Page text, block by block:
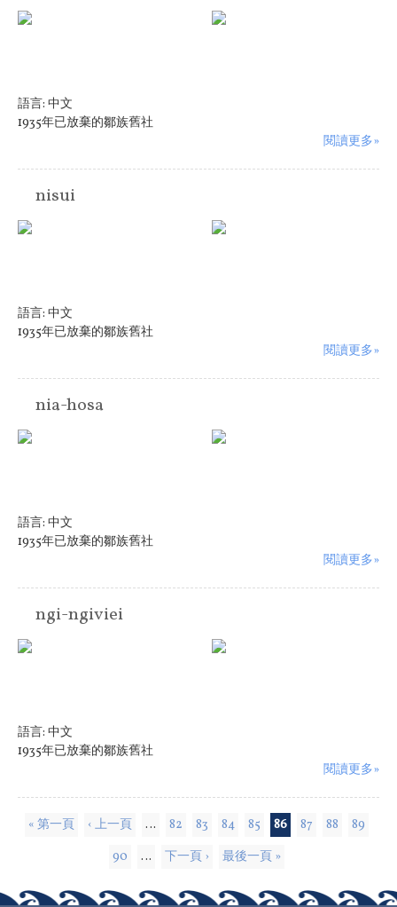
語言: 中文
1935年已放棄的鄒族舊社
閱讀更多»
nisui
語言: 中文
1935年已放棄的鄒族舊社
閱讀更多»
nia-hosa
語言: 中文
1935年已放棄的鄒族舊社
閱讀更多»
ngi-ngiviei
語言: 中文
1935年已放棄的鄒族舊社
閱讀更多»
頁面
« 第一頁 ‹ 上一頁 … 82 83 84 85 86 87 88
89
90
… 下一頁 › 最後一頁 »